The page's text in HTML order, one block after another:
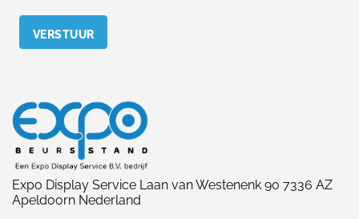
Please leave this field empty.
Expo Display Service Laan van Westenenk 90 7336 AZ
Apeldoorn Nederland